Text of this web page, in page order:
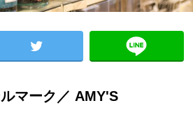
マーク／ AMY'S